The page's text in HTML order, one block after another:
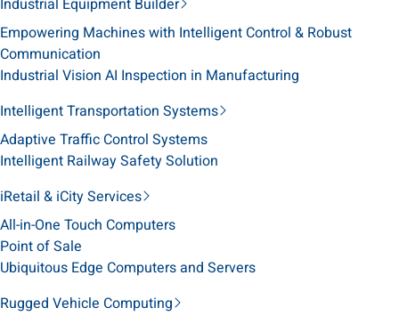
Empowering Machines with Intelligent Control & Robust
Communication
Industrial Vision AI Inspection in Manufacturing
Intelligent Transportation Systems
Adaptive Traffic Control Systems
Intelligent Railway Safety Solution
iRetail & iCity Services
All-in-One Touch Computers
Point of Sale
Ubiquitous Edge Computers and Servers
Rugged Vehicle Computing